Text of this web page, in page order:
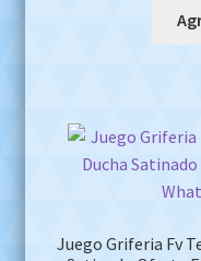
Juego Griferia Fv